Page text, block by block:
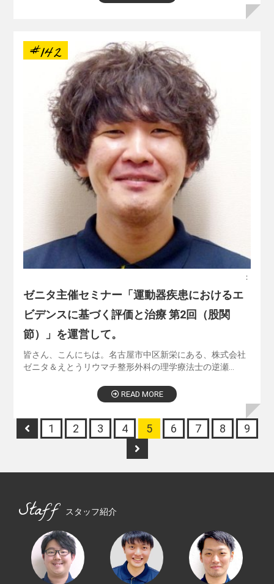
#142
：
ゼニタ主催セミナー「運動器疾患におけるエ
ビデンスに基づく評価と治療 第2回（股関
節）」を運営して。
皆さん、こんにちは。名古屋市中区新栄にある、株式会社
ゼニタ＆えとうリウマチ整形外科の理学療法士の逆瀬…
READ MORE
1 2 3 4 5 6 7 8 9
Staff スタッフ紹介